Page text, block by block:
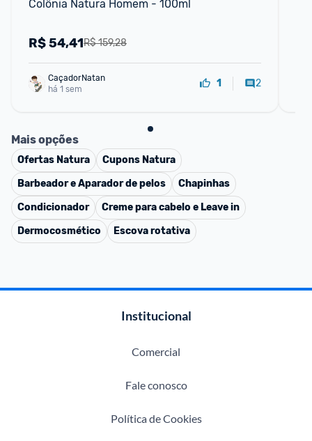
Colônia Natura Homem - 100ml
R$ 159,28
R$54,41
CaçadorNatan
há 1 sem
1 2
Mais opções
Ofertas Natura Cupons Natura
Barbeador e Aparador de pelos
Chapinhas
Condicionador
Creme para cabelo e Leave in
Dermocosmético
Escova rotativa
Institucional
Comercial
Fale conosco
Política de Cookies